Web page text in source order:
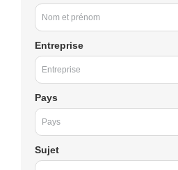
Entreprise
Pays
Sujet